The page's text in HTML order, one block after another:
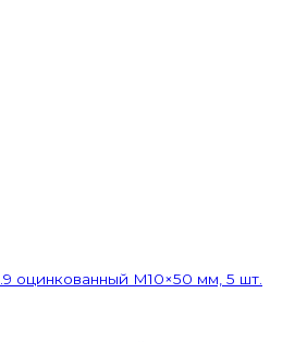
оцинкованный М10×50 мм, 5 шт.